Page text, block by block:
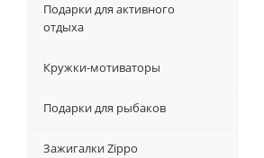
Подарки для активного
отдыха
Кружки-мотиваторы
Подарки для рыбаков
Зажигалки Zippo